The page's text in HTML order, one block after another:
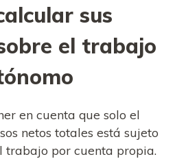
sus
el trabajo
en cuenta que solo el
netos totales está sujeto
trabajo por cuenta propia.